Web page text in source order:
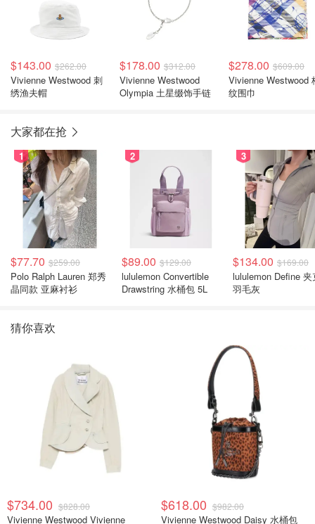
$143.00 $262.00
Vivienne Westwood 刺
绣渔夫帽
$178.00 $312.00
Vivienne Westwood
Olympia 土星缀饰手链
$278.00 $609.00
Vivienne Westwood
纹围巾
大家都在抢
1
$77.70 $259.00
Polo Ralph Lauren 郑秀
晶同款 亚麻衬衫
2
$89.00 $129.00
lululemon Convertible
Drawstring 水桶包 5L
3
$134.00 $169.00
lululemon Define 夹
羽毛灰
猜你喜欢
$734.00 $828.00
Vivienne Westwood Vivienne
$618.00 $982.00
Vivienne Westwood Daisy 水桶包